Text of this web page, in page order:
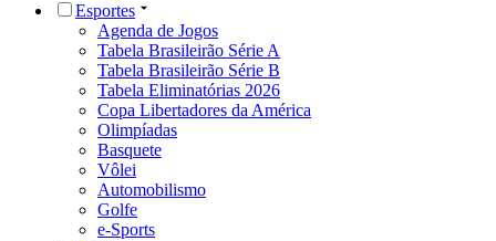
Esportes
Agenda de Jogos
Tabela Brasileirão Série A
Tabela Brasileirão Série B
Tabela Eliminatórias 2026
Copa Libertadores da América
Olimpíadas
Basquete
Vôlei
Automobilismo
Golfe
e-Sports